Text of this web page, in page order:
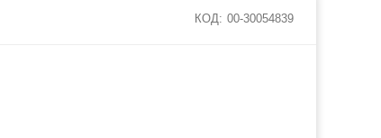
КОД: 00-30054839